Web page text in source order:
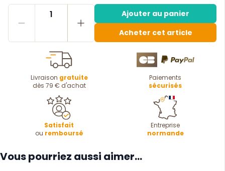
1
Ajouter au panier
Acheter cet article
Livraison gratuite
dès 79 € d'achat
Paiements
sécurisés
Satisfait
ou remboursé
Entreprise
normande
Vous pourriez aussi aimer...